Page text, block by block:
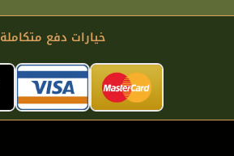
خيارات دفع متكاملة